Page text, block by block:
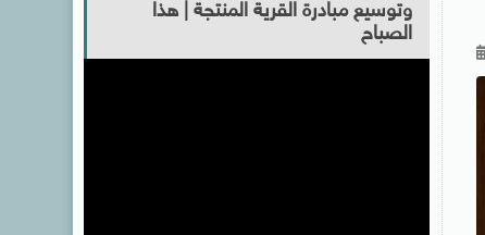
وتوسيع مبادرة القرية المنتجة | هذا
الصباح